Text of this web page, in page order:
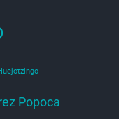
Popoca